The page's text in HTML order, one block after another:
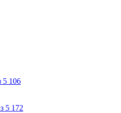
106
172